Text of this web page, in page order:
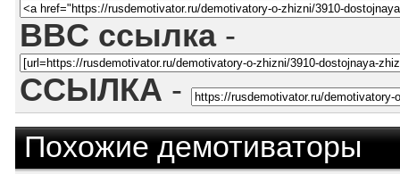
BBC ссылка-
ССЫЛКА -
Похожие демотиваторы